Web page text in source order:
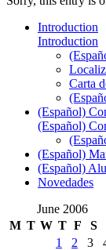
Introduction
Introduction
Carta
(Español)
(Español)
(Español)
(Español)
Novedades
June 2006
M T W T F S
1
2 3